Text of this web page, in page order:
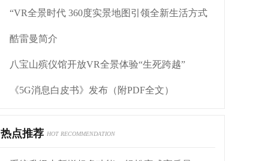
“VR全景时代 360度实景地图引领全新生活方式
酷雷曼简介
八宝山殡仪馆开放VR全景体验“生死跨越”
《5G消息白皮书》发布（附PDF全文）
热点推荐 HOT RECOMMENDATION